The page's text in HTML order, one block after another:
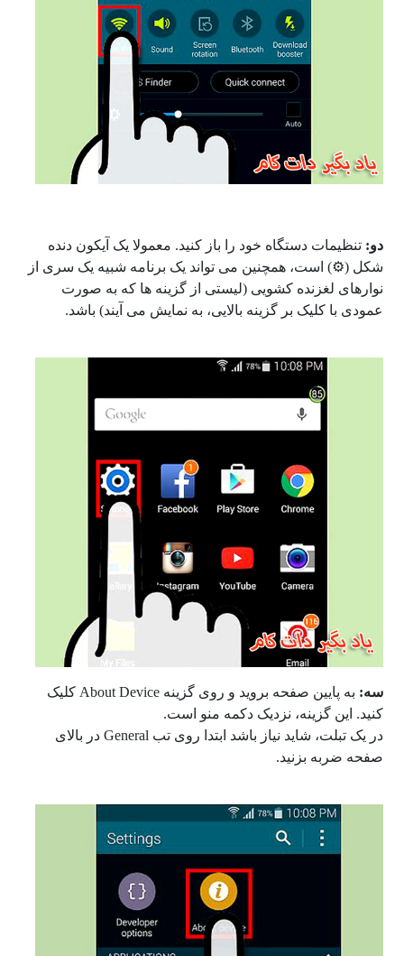
دو:تنظیمات دستگاه خود را باز کنید. معمولا یک آیکون دنده
شکل (⚙)است، همچنین می تواند یک برنامه شبیه یک سری از
نوارهای لغزنده کشویی (لیستی از گزینه ها که به صورت
عمودی با کلیک بر گزینه بالایی، به نمایش می آیند) باشد.
سه:
به پایین صفحه بروید و روی گزینه About Device کلیک
کنید. این گزینه، نزدیک دکمه منو است.
در یک تبلت، شاید نیاز باشد ابتدا روی تبGeneral در بالای
صفحه ضربه بزنید.